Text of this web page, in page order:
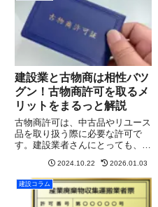
建設業と古物商は相性バツ
グン！古物商許可を取るメ
リットをまるっと解説
古物商許可は、中古品やリユース
品を取り扱う際に必要な許可で
す。建設業者さんにとっても、例
を行う場合や建設現場から出る価
値のある不用品を売買するには、
この許可が必要になることがあり
ます。このページでは、古物商許
2024.10.22 2026.01.03
建設コラム